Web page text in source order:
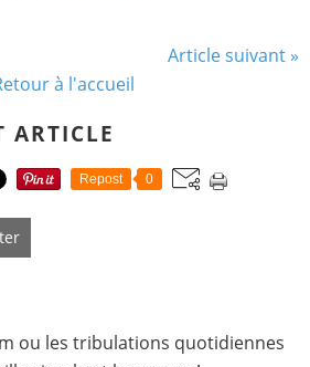
Article suivant »
à l'accueil
ARTICLE
Repost 0
ou les tribulations quotidiennes